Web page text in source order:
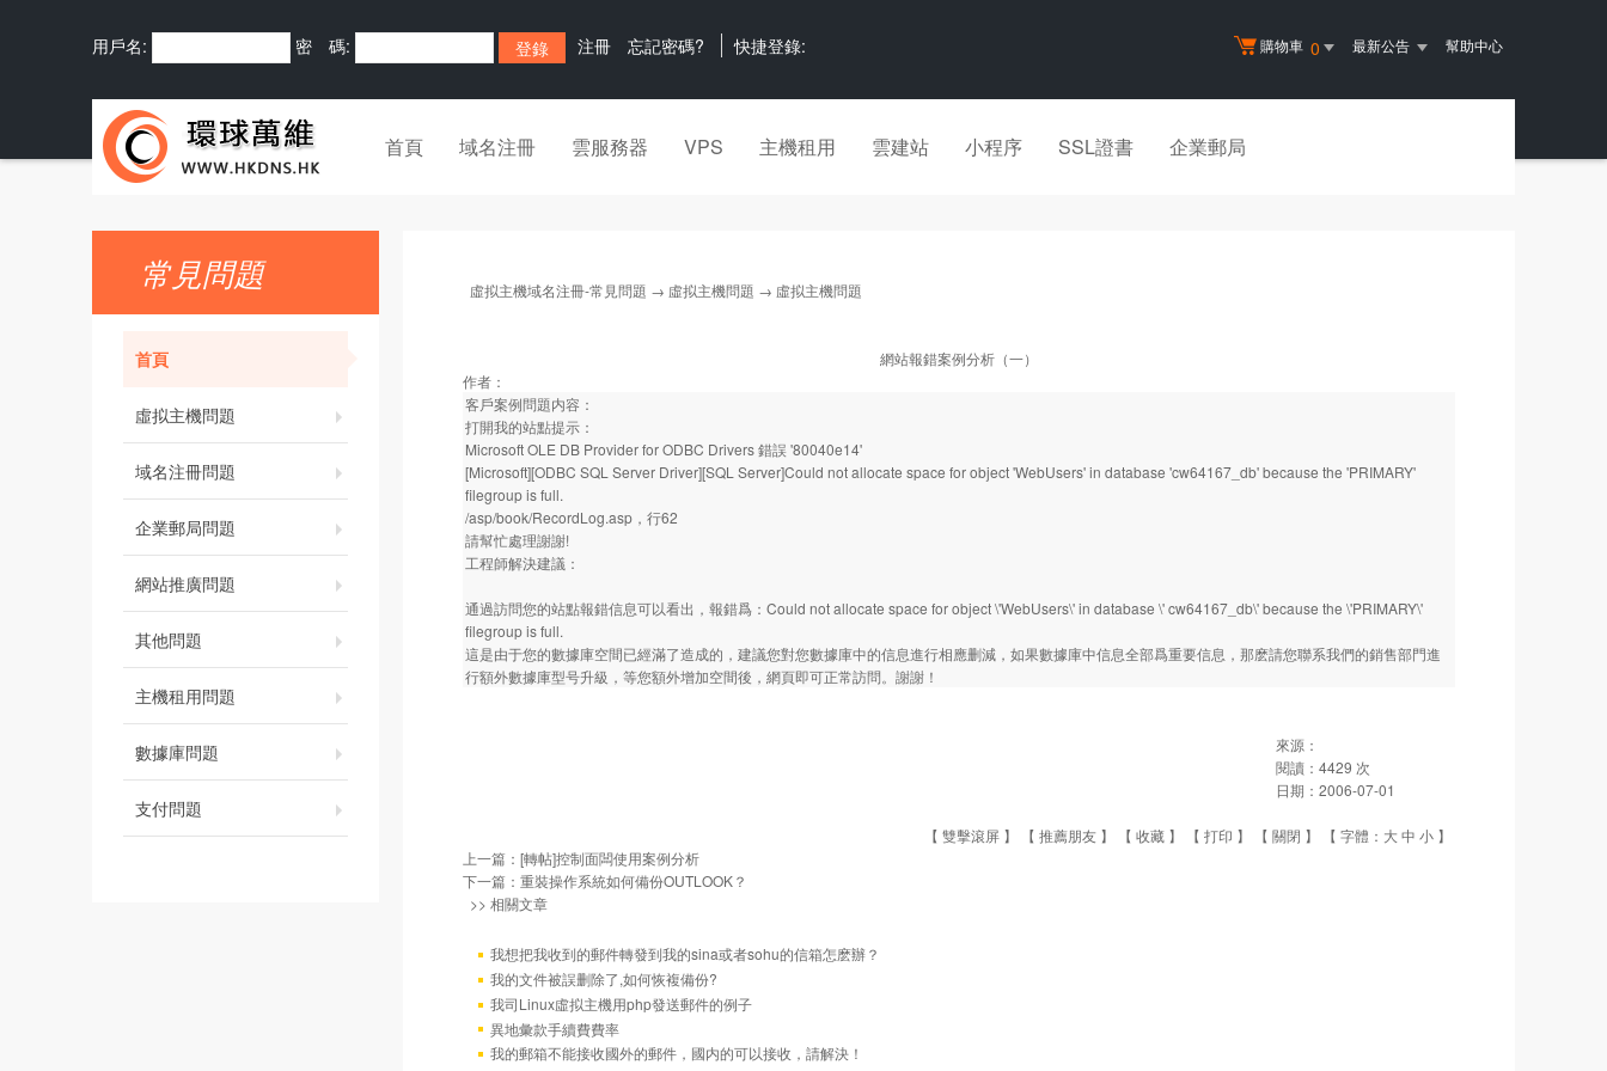
購物車 0 最新公告 幫助中心
用戶名: 密 碼: 注冊 忘記密碼? 快捷登錄:
首頁 域名注冊 雲服務器 VPS 主機租用 雲建站 小程序 SSL證書 企業郵局
常見問題
首頁
虛拟主機問題
域名注冊問題
企業郵局問題
網站推廣問題
其他問題
主機租用問題
數據庫問題
支付問題
虛拟主機域名注冊-常見問題 → 虛拟主機問題 → 虛拟主機問題
網站報錯案例分析（一）
作者：
客戶案例問題内容：
打開我的站點提示：
Microsoft OLE DB Provider for ODBC Drivers 錯誤 '80040e14'
[Microsoft][ODBC SQL Server Driver][SQL Server]Could not allocate space for object 'WebUsers' in database 'cw64167_db' because the 'PRIMARY'
filegroup is full.
/asp/book/RecordLog.asp，行62
請幫忙處理謝謝!
工程師解決建議：
通過訪問您的站點報錯信息可以看出，報錯爲：Could not allocate space for object \'WebUsers\' in database \' cw64167_db\' because the \'PRIMARY\'
filegroup is full.
這是由于您的數據庫空間已經滿了造成的，建議您對您數據庫中的信息進行相應删減，如果數據庫中信息全部爲重要信息，那麽請您聯系我們的銷售部門進
行額外數據庫型号升級，等您額外增加空間後，網頁即可正常訪問。謝謝！
來源：
閱讀： 4429 次
日期： 2006-07-01
【 雙擊滾屏 】 【 推薦朋友 】 【 收藏 】 【 打印 】 【 關閉 】 【 字體： 大中 小 】
上一篇： [轉帖]控制面闆使用案例分析
下一篇： 重裝操作系統如何備份OUTLOOK？
>> 相關文章
我想把我收到的郵件轉發到我的sina或者sohu的信箱怎麽辦？
我的文件被誤删除了,如何恢複備份?
我司Linux虛拟主機用php發送郵件的例子
異地彙款手續費費率
我的郵箱不能接收國外的郵件，國内的可以接收，請解決！